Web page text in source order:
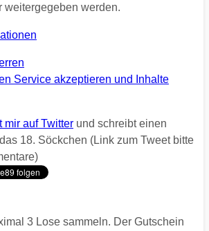
weitergegeben werden.
Service akzeptieren und Inhalte
mir auf Twitter und schreibt einen
18. Söckchen (Link zum Tweet bitte
3 Lose sammeln. Der Gutschein